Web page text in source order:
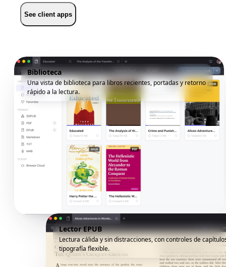
See client apps
Biblioteca
Una vista de biblioteca para libros recientes, portadas y retorno
rápido a la lectura.
Lector EPUB
Lectura cálida y sin distracciones, con controles de
tipografía flexible.